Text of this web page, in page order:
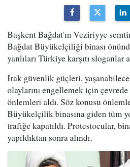
Başkent Bağdat'ın Veziriyye
Bağdat Büyükelçiliği binası
yanlıları Türkiye karşıtı sloganlar
Irak güvenlik güçleri,
olaylarını engellemek için
önlemleri aldı. Söz konusu
Büyükelçilik binasına giden tüm
trafiğe kapatıldı. ​Protestocular,
yapıldıktan sonra alındı.